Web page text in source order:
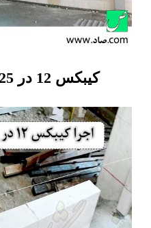
کیبکس 12 در 25 در 60 سانتی‌متر